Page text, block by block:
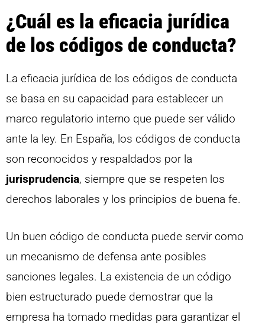
¿Cuál es la eficacia jurídica
de los códigos de conducta?
La eficacia jurídica de los códigos de conducta
se basa en su capacidad para establecer un
marco regulatorio interno que puede ser válido
ante la ley. En España, los códigos de conducta
son reconocidos y respaldados por la
jurisprudencia, siempre que se respeten los
derechos laborales y los principios de buena fe.
Un buen código de conducta puede servir como
un mecanismo de defensa ante posibles
sanciones legales. La existencia de un código
bien estructurado puede demostrar que la
empresa ha tomado medidas para garantizar el